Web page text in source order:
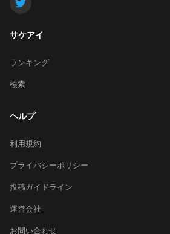
サケアイ
ランキング
検索
ヘルプ
利用規約
プライバシーポリシー
投稿ガイドライン
運営会社
お問い合わせ